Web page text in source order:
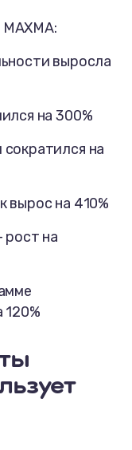
выросла
на 300%
на
вырос на 410%
рост на
120%